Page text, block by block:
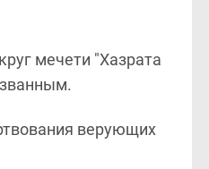
мечети "Хазрата
верующих